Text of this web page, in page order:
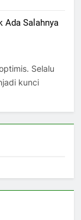
Ada Salahnya
Selalu
kunci